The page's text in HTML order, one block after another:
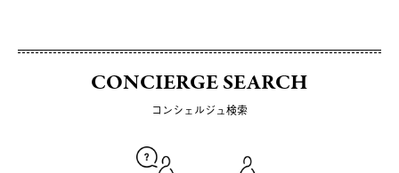
CONCIERGE SEARCH
コンシェルジュ検索